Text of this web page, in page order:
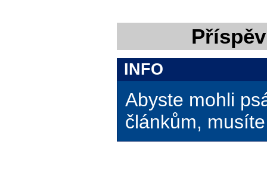
INFO
Abyste mohli
článkům,